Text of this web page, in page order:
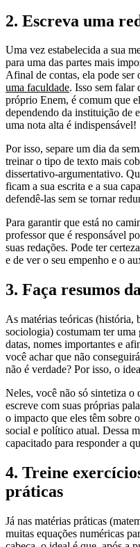
2. Escreva uma
Uma vez estabelecida a sua
para uma das partes mais
Afinal de contas, ela pode ser
uma faculdade. Isso sem falar
próprio Enem, é comum que
dependendo da instituição de
uma nota alta é indispensável!
Por isso, separe um dia da
treinar o tipo de texto mais
dissertativo-argumentativo.
ficam a sua escrita e a sua
defendê-las sem se tornar
Para garantir que está no
professor que é responsável
suas redações. Pode ter
e de ver o seu empenho e o
3. Faça resumos
As matérias teóricas
sociologia) costumam ter uma
datas, nomes importantes e
você achar que não
não é verdade? Por isso, o
Neles, você não só sintetiza o
escreve com suas próprias
o impacto que eles têm sobre
social e político atual. Dessa
capacitado para responder a
4. Treine
práticas
Já nas matérias práticas
muitas equações numéricas